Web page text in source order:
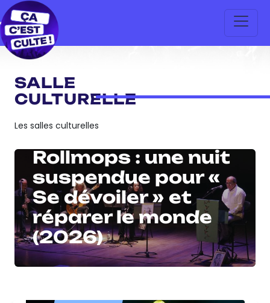
SALLE
CULTURELLE
Les salles culturelles
ARTISTES
Rollmops : une nuit
suspendue pour «
Se dévoiler » et
réparer le monde
(2026)